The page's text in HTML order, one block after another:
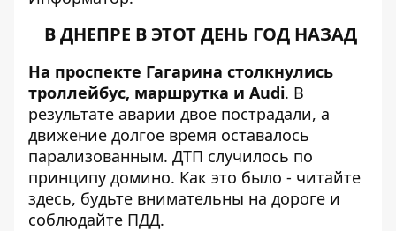
В ДНЕПРЕ В ЭТОТ ДЕНЬ ГОД НАЗАД
На проспекте Гагарина столкнулись
троллейбус, маршрутка и Audi. В
результате аварии двое пострадали, а
движение долгое время оставалось
парализованным. ДТП случилось по
принципу домино. Как это было - читайте
здесь, будьте внимательны на дороге и
соблюдайте ПДД.